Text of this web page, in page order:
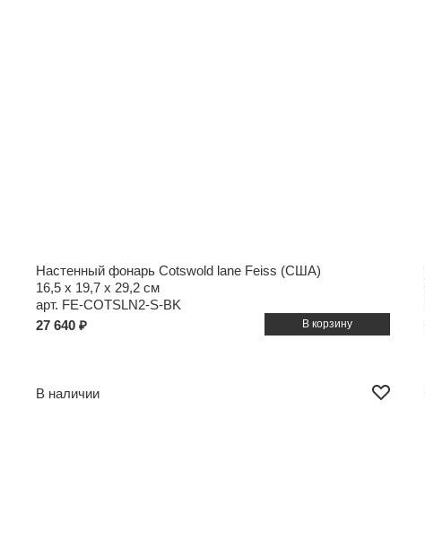
Настенный фонарь Cotswold lane Feiss (США)
16,5 x 19,7 x 29,2 см
арт. FE-COTSLN2-S-BK
27 640 ₽
В наличии